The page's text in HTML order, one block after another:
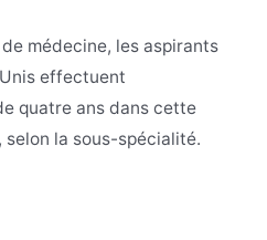
médecine, les aspirants
effectuent
quatre ans dans cette
la sous-spécialité.